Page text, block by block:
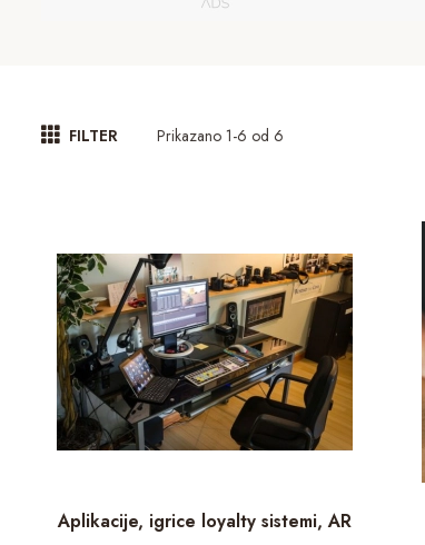
FILTER Prikazano 1-6 od 6
Aplikacije, igrice loyalty sistemi, AR